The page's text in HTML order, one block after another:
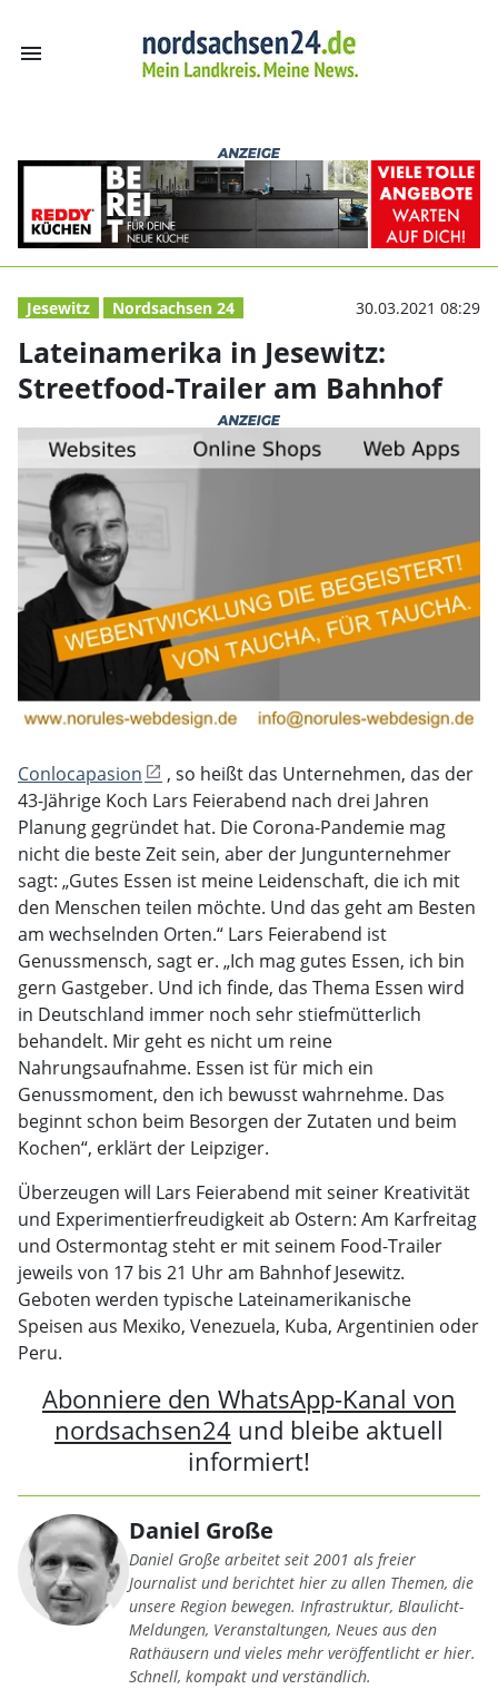
menu Lateinamerika
Jesewitz Nordsachsen 24 30.03.2021 08:29
Lateinamerika in Jesewitz:
Streetfood-Trailer am Bahnhof
Conlocapasion
, so heißt das Unternehmen, das der
43-Jährige Koch Lars Feierabend nach drei Jahren
Planung gegründet hat. Die Corona-Pandemie mag
nicht die beste Zeit sein, aber der Jungunternehmer
sagt: „Gutes Essen ist meine Leidenschaft, die ich mit
den Menschen teilen möchte. Und das geht am Besten
am wechselnden Orten.“ Lars Feierabend ist
Genussmensch, sagt er. „Ich mag gutes Essen, ich bin
gern Gastgeber. Und ich finde, das Thema Essen wird
in Deutschland immer noch sehr stiefmütterlich
behandelt. Mir geht es nicht um reine
Nahrungsaufnahme. Essen ist für mich ein
Genussmoment, den ich bewusst wahrnehme. Das
beginnt schon beim Besorgen der Zutaten und beim
Kochen“, erklärt der Leipziger.
Überzeugen will Lars Feierabend mit seiner Kreativität
und Experimentierfreudigkeit ab Ostern: Am Karfreitag
und Ostermontag steht er mit seinem Food-Trailer
jeweils von 17 bis 21 Uhr am Bahnhof Jesewitz.
Geboten werden typische Lateinamerikanische
Speisen aus Mexiko, Venezuela, Kuba, Argentinien oder
Peru.
Abonniere den WhatsApp-Kanal von
nordsachsen24 und bleibe aktuell
informiert!
Daniel Große
Daniel Große arbeitet seit 2001 als freier
Journalist und berichtet hier zu allen Themen, die
unsere Region bewegen. Infrastruktur, Blaulicht-
Meldungen, Veranstaltungen, Neues aus den
Rathäusern und vieles mehr veröffentlicht er hier.
Schnell, kompakt und verständlich.